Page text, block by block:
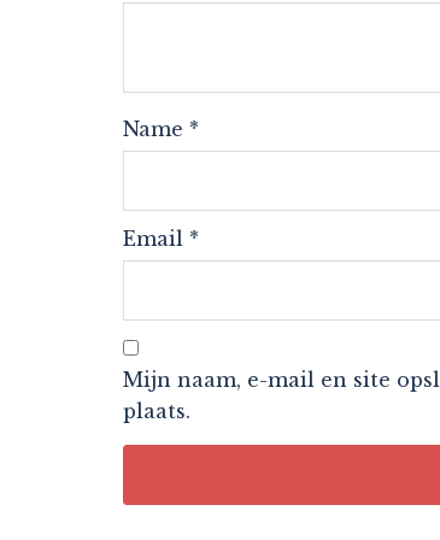
Name *
Email *
Mijn naam, e-mail en site
plaats.